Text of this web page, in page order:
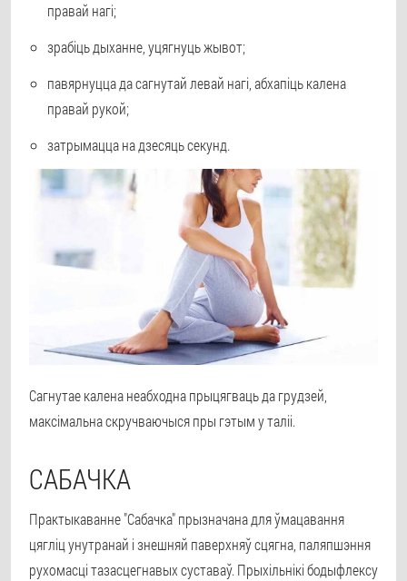
правай нагі;
зрабіць дыханне, уцягнуць жывот;
павярнуцца да сагнутай левай нагі, абхапіць калена
правай рукой;
затрымацца на дзесяць секунд.
Сагнутае калена неабходна прыцягваць да грудзей,
максімальна скручваючыся пры гэтым у таліі.
САБАЧКА
Практыкаванне "Сабачка" прызначана для ўмацавання
цягліц унутранай і знешняй паверхняў сцягна, паляпшэння
рухомасці тазасцегнавых суставаў. Прыхільнікі бодыфлексу